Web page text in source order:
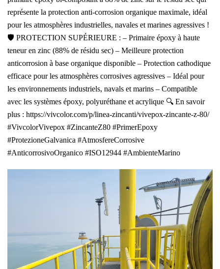
représente la protection anti-corrosion organique maximale, idéal
pour les atmosphères industrielles, navales et marines agressives !
🛡️ PROTECTION SUPÉRIEURE : – Primaire époxy à haute
teneur en zinc (88% de résidu sec) – Meilleure protection
anticorrosion à base organique disponible – Protection cathodique
efficace pour les atmosphères corrosives agressives – Idéal pour
les environnements industriels, navals et marins – Compatible
avec les systèmes époxy, polyuréthane et acrylique 🔍 En savoir
plus : https://vivcolor.com/p/linea-zincanti/vivepox-zincante-z-80/
#VivcolorVivepox #ZincanteZ80 #PrimerEpoxy
#ProtezioneGalvanica #AtmosfereCorrosive
#AnticorrosivoOrganico #ISO12944 #AmbienteMarino